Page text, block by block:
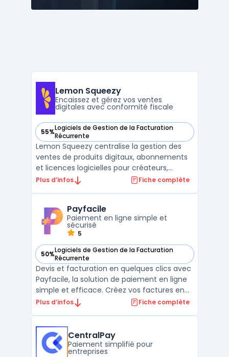
Lemon Squeezy
Encaissez et gérez vos ventes
digitales avec conformité fiscale
55%Logiciels de Gestion de la Facturation
Récurrente
— voir Lemon Squeezy dans cette catégorie
Lemon Squeezy centralise la gestion des
ventes de produits digitaux, abonnements
et licences logicielles pour créateurs,
éditeurs SaaS et formateurs. La plateforme
automatisé des paiements internationaux
et la conformité fiscale à ...
Plus d’infos Fiche complète
Payfacile
Paiement en ligne simple et
sécurisé
5
50%Logiciels de Gestion de la Facturation
Récurrente
— voir Payfacile dans cette catégorie
Devis et facturation en quelques clics avec
Payfacile, la solution de paiement en ligne
simple et efficace. Créez vos factures en
ligne, envoyez-les à vos clients via notre
fonctionnalités de paiement sur votre site
et offrez ...
Plus d’infos Fiche complète
CentralPay
Paiement simplifié pour
entreprises